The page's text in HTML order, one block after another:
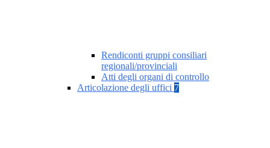
Rendiconti gruppi consiliari
regionali/provinciali
Atti degli organi di controllo
Articolazione degli uffici 7